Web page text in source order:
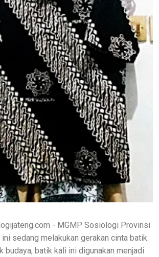
- MGMP Sosiologi Provinsi
sedang melakukan gerakan cinta batik.
budaya, batik kali ini digunakan menjadi